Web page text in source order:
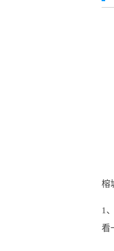
榕
1
看